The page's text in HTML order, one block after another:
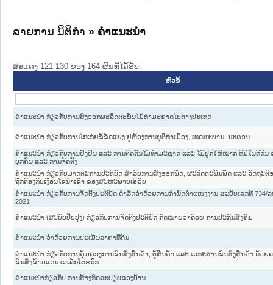
ລາຍການ ນິຕິກໍາ » ຄໍາແນະນໍາ
ສະແດງ 121-130 ຂອງ 164 ຜົນທີ່ໄດ້ຮັບ.
ຫົວຂໍ້
ຄໍາແນະນໍາ ກ່ຽວກັບການສົ່ງອອກຜະລິດຕະພັນໄມ້ທໍາມະຊາດໄປຕ່າງປະເທດ
ຄໍາແນະນໍາ ກ່ຽວກັບການໄກ່ເກ່ຍຂໍ້ຂັດແຍ່ງ ຢູ່ຫ້ອງການຍຸຕິທໍາເມືອງ, ເທດສະບານ, ນະຄອນ
ຄໍາແນະນໍາ ກ່ຽວກັບການຢັ້ງຢືນ ແລະ ການຕັດຕົ້ນໄມ້ທໍາມະຊາດ ແລະ ໄມ້ປູກໃຫ້ໝາກ ທີ່ມີໃນທີ່ດິນ
ບຸກຄົນ ແລະ ການຈັດຕັ້ງ
ຄໍາແນະນໍາ ກ່ຽວກັບມາດຕະການປະຕິບັດ ສໍາລັບການສົ່ງອອກພືດ, ຜະລິດຕະພັນພືດ ແລະ ວັດຖະຕ້
ຖືກຕ້ອງກັບເງື່ອນໄຂນໍາເຂົ້າ ຂອງສະຫະພາບເອີຣົບ
ຄຳແນະນຳ ກ່ຽວກັບການຈັດຕັ້ງປະຕິບັດ ດຳລັດວ່າດ້ວຍການກຳນົດຕຳແໜ່ງງານ ສະບັບເລກທີ 734/ລ
2021
ຄຳແນະນຳ (ສະບັບປັບປຸງ) ກ່ຽວກັບການຈັດຕັ້ງປະຕິບັດ ກົດໝາຍວ່າດ້ວຍ ການປະກັນສັງຄົມ
ຄໍາແນະນໍາ ວ່າດ້ວຍການປະເມີນລາຄາທີ່ດິນ
ຄຳແນະນຳ ກ່ຽວກັບການຄຸ້ມຄອງການຂົນສົ່ງສິນຄ້າ, ຕູ້ສິນຄ້າ ແລະ ເອກະສານຂົນສົ່ງສິນຄ້າ ດ້ວຍ
ຂົນສົ່ງຂ້າມແດນ ເອເລັກໂຕຣນິກ
ຄໍາແນະນໍາກ່ຽວກັບ ການສ້າງກົດລະບຽບຂອງບ້ານ